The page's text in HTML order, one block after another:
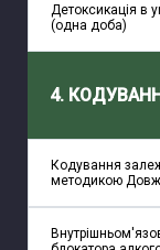
Детоксикація в
(одна доба)
4.
Кодування
методикою